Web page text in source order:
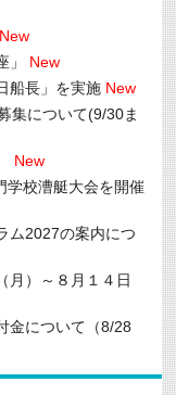
New
New
船長」を実施 New
集について(9/30ま
New
学校漕艇大会を開催
ム2027の案内につ
）～８月１４日
金について（8/28